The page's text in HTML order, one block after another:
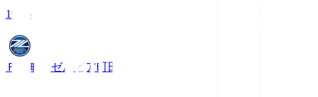
19:06
ＦＣ町田ゼルビア町田